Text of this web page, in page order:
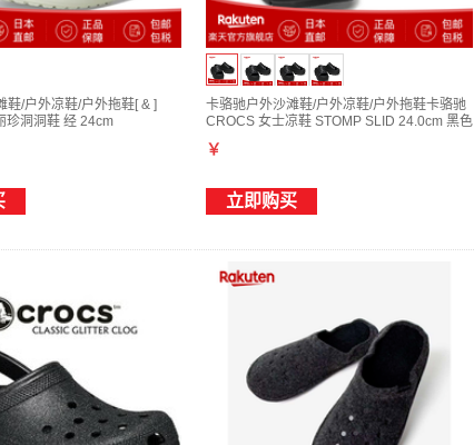
鞋/户外凉鞋/户外拖鞋[ & ]
珍洞洞鞋 经 24cm
卡骆驰户外沙滩鞋/户外凉鞋/户外拖鞋卡骆驰
CROCS 女士凉鞋 STOMP SLID 24.0cm 黑色
￥
立即购买